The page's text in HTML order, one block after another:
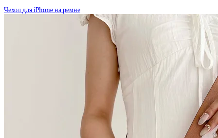
Чехол для iPhone на ремне